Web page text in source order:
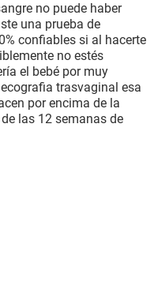
no puede haber
una prueba de
confiables si al hacerte
no estés
el bebé por muy
trasvaginal esa
por encima de la
las 12 semanas de